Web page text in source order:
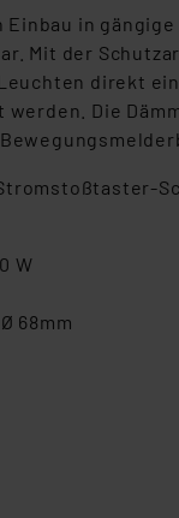
in
Mit der
direkt
Die
W
68mm